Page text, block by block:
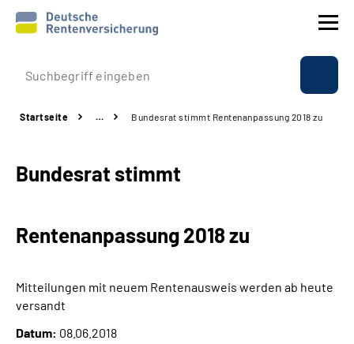
Prävention
Rente
Über uns & Presse
Startseite … Bundesrat stimmt Rentenanpassung 2018 zu
Bundesrat stimmt
Rentenanpassung 2018 zu
Mitteilungen mit neuem Rentenausweis werden ab heute
versandt
Datum: 08.06.2018